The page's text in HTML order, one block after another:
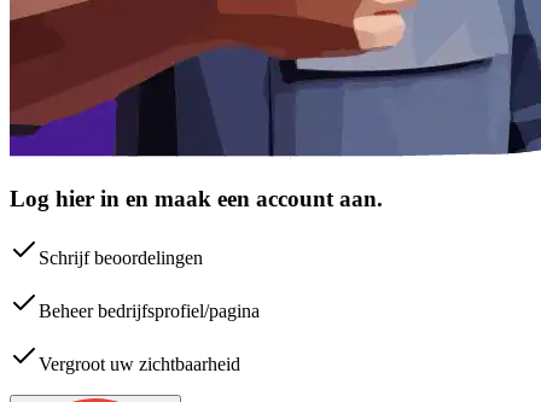
Log hier in en maak een account aan.
Schrijf beoordelingen
Beheer bedrijfsprofiel/pagina
Vergroot uw zichtbaarheid